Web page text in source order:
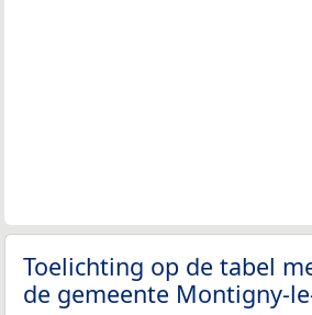
Toelichting op de tabel
de gemeente Montigny-